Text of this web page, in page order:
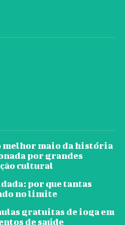
melhor maio da história
por grandes
cultural
por que tantas
no limite
gratuitas de ioga em
de saúde